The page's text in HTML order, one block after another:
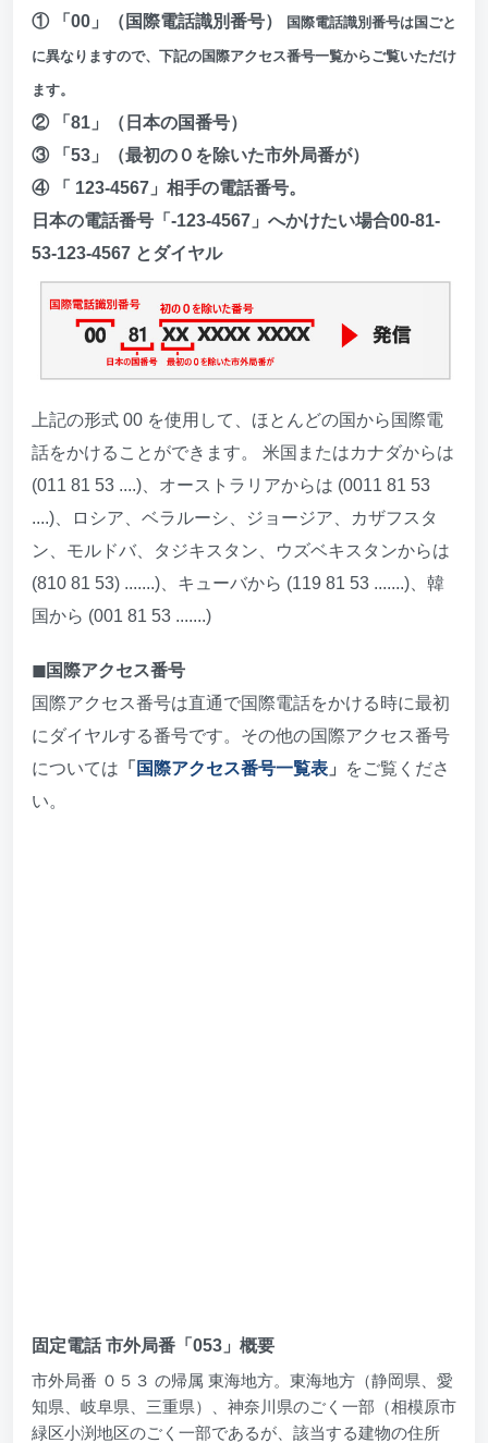
① 「00」（国際電話識別番号） 国際電話識別番号は国ごと
に異なりますので、下記の国際アクセス番号一覧からご覧いただけ
ます。
② 「81」（日本の国番号）
③ 「53」（最初の０を除いた市外局番が）
④ 「 123-4567」相手の電話番号。
日本の電話番号「-123-4567」へかけたい場合00-81-
53-123-4567 とダイヤル
上記の形式 00 を使用して、ほとんどの国から国際電
話をかけることができます。 米国またはカナダからは
(011 81 53 ....)、オーストラリアからは (0011 81 53
....)、ロシア、ベラルーシ、ジョージア、カザフスタ
ン、モルドバ、タジキスタン、ウズベキスタンからは
(810 81 53) .......)、キューバから (119 81 53 .......)、韓
国から (001 81 53 .......)
◼︎国際アクセス番号
国際アクセス番号は直通で国際電話をかける時に最初
にダイヤルする番号です。その他の国際アクセス番号
については 「 国際アクセス番号一覧表 」
をご覧くださ
い。
固定電話 市外局番「053」概要
市外局番 ０５３ の帰属 東海地方。東海地方（静岡県、愛
知県、岐阜県、三重県）、神奈川県のごく一部（相模原市
緑区小渕地区のごく一部であるが、該当する建物の住所